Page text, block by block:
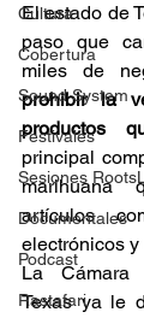
Cultura
Cobertura
Sound System
Festivales
Sesiones
Documentales
Podcast
Rastafari
El estado de
paso que
prohibir la
productos
principal
marihuana
artículos
electrónicos y
La Cámara
Texas ya le